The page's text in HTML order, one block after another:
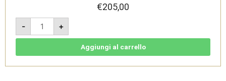
€205,00
-
Franchetti
2022
-
Terre
Passopisciaro
+
Aggiungi al carrello